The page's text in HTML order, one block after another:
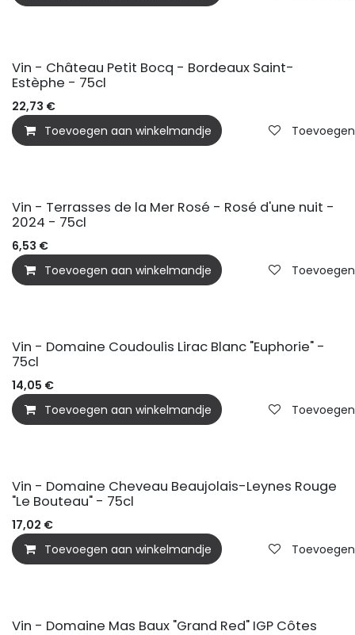
Vin - Château Petit Bocq - Bordeaux Saint-
Estèphe - 75cl
22,73 €
Toevoegen aan winkelmandje
Vin - Terrasses de la Mer Rosé - Rosé d'une nuit -
2024 - 75cl
6,53 €
Toevoegen aan winkelmandje
Vin - Domaine Coudoulis Lirac Blanc "Euphorie" -
75cl
14,05 €
Toevoegen aan winkelmandje
Vin - Domaine Cheveau Beaujolais-Leynes Rouge
"Le Bouteau" - 75cl
17,02 €
Toevoegen aan winkelmandje
Vin - Domaine Mas Baux "Grand Red" IGP Côtes